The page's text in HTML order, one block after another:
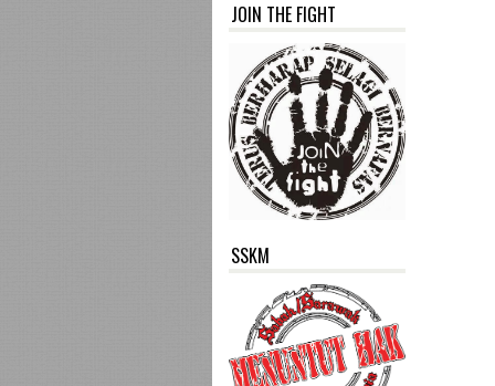
JOIN THE FIGHT
SSKM